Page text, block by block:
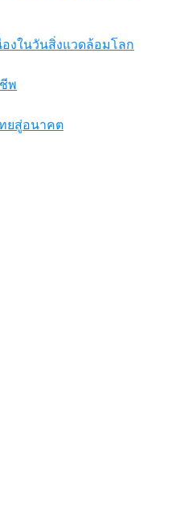
งในวันสิ่งแวดล้อมโลก
พ
ทยสู่อนาคต